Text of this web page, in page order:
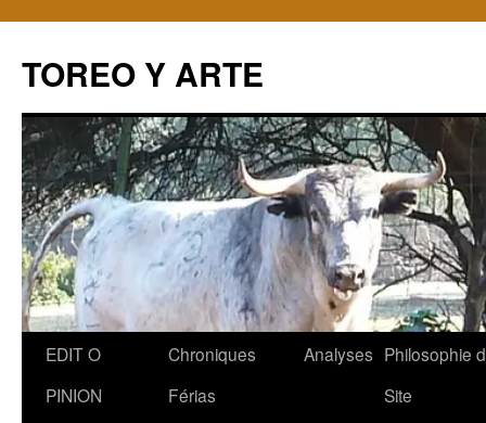
TOREO Y ARTE
Aller
EDIT O
PINION
Chroniques
Férias
Analyses Philosophie
Site